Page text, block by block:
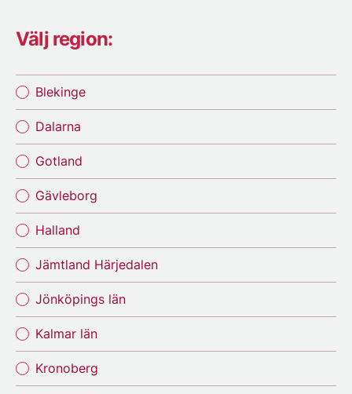
Välj region:
Blekinge
Dalarna
Gotland
Gävleborg
Halland
Jämtland Härjedalen
Jönköpings län
Kalmar län
Kronoberg